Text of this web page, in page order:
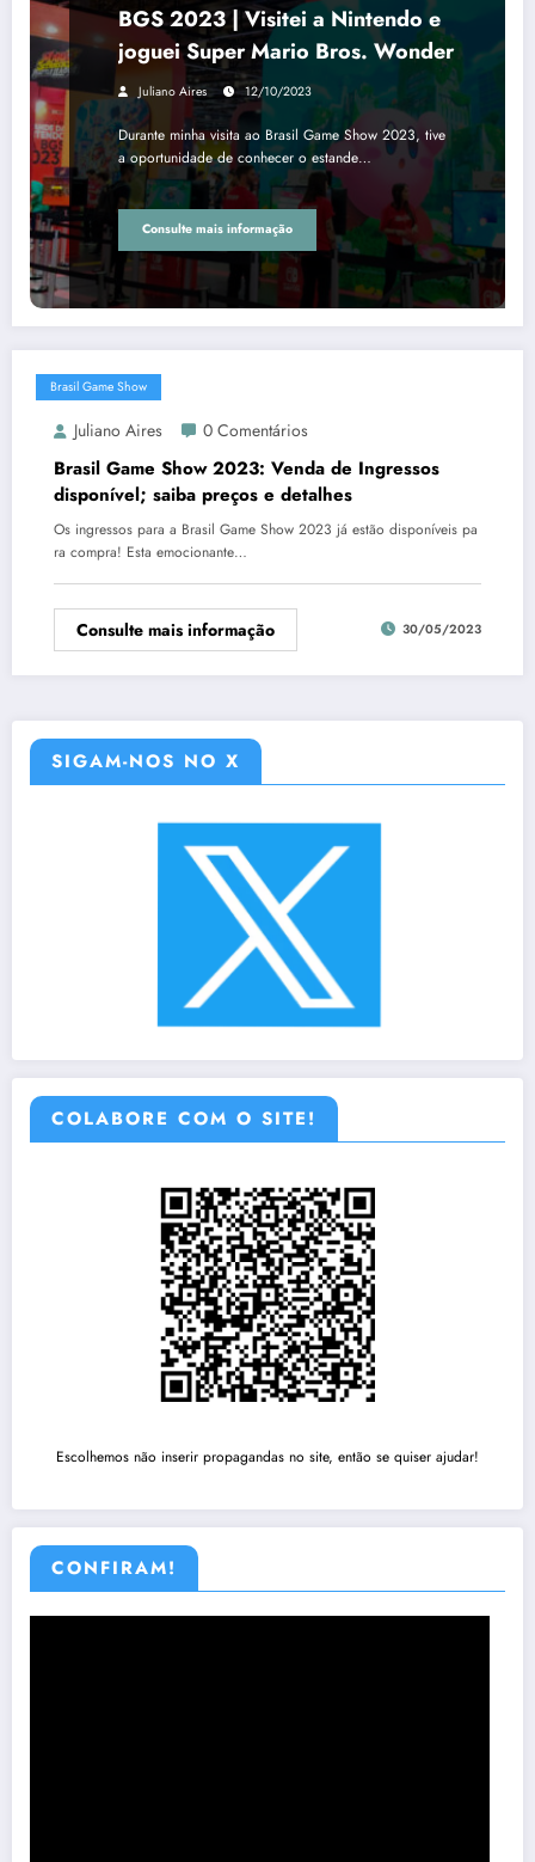
BGS 2023 | Visitei a Nintendo e
joguei Super Mario Bros. Wonder
Juliano Aires 12/10/2023
Durante minha visita ao Brasil Game Show 2023, tive
a oportunidade de conhecer o estande…
Consulte mais informação
Brasil Game Show
Juliano Aires 0 Comentários
Brasil Game Show 2023: Venda de Ingressos
disponível; saiba preços e detalhes
Os ingressos para a Brasil Game Show 2023 já estão disponíveis pa
ra compra! Esta emocionante…
Consulte mais informação 30/05/2023
SIGAM-NOS NO X
COLABORE COM O SITE!
Escolhemos não inserir propagandas no site, então se quiser ajudar!
CONFIRAM!